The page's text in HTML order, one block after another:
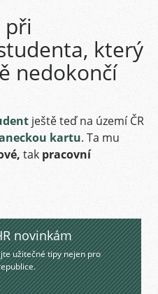
při
který
nedokončí
ještě teď na území ČR
kartu. Ta mu
tak pracovní
novinkám
užitečné tipy nejen pro